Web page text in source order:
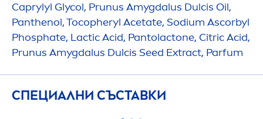
Caprylyl Glycol, Prunus Amygdalus Dulcis Oil,
Panthenol, Tocopheryl Acetate, Sodium Ascorbyl
Phosphate, Lactic Acid, Pantolactone, Citric Acid,
Prunus Amygdalus Dulcis Seed Extract, Parfum
СПЕЦИАЛНИ СЪСТАВКИ